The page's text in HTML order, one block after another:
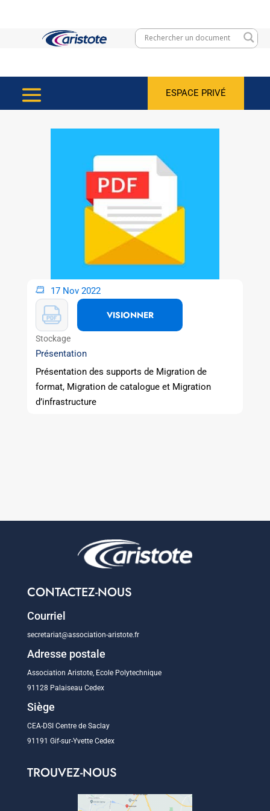
ESPACE PRIVÉ
17 Nov 2022
VISIONNER
Stockage
Présentation
Présentation des supports de Migration de
format, Migration de catalogue et Migration
d’infrastructure
CONTACTEZ-NOUS
Courriel
secretariat@association-aristote.fr
Adresse postale
Association Aristote, Ecole Polytechnique
91128 Palaiseau Cedex
Siège
CEA-DSI Centre de Saclay
91191 Gif-sur-Yvette Cedex
TROUVEZ-NOUS